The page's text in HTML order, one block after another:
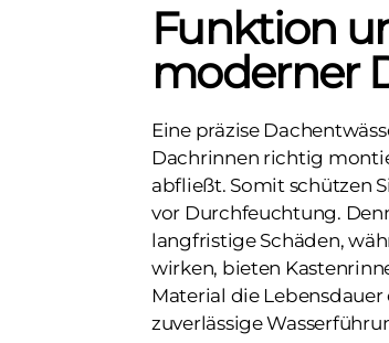
Funktion
moderner
Eine präzise
Dachrinnen richtig
abfließt. Somit schützen
vor Durchfeuchtung.
langfristige Schäden,
wirken, bieten
Material die
zuverlässige